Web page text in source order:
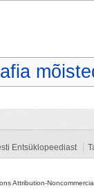
Entsüklopeediast
Attribution-